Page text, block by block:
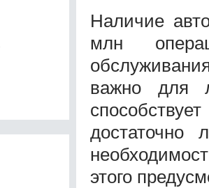
Наличие
млн
важно для
достаточно
этого